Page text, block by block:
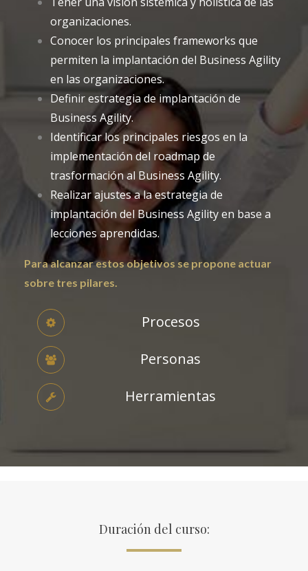
organizaciones.
Conocer los principales frameworks que
permiten la implantación del Business Agility
en las organizaciones.
Definir estrategia de implantación de
Business Agility.
Identificar los principales riesgos en la
implementación del roadmap de
trasformación al Business Agility.
Realizar ajustes a la estrategia de
implantación del Business Agility en base a
lecciones aprendidas.
Para alcanzar estos objetivos se propone actuar
sobre tres pilares.
Procesos
Personas
Herramientas
Duración del curso: